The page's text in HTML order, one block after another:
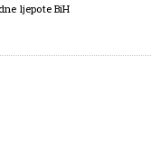
ljepote BiH